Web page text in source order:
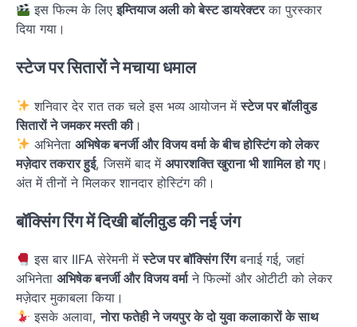
इस फिल्म के लिएइम्तियाज अली को बेस्ट डायरेक्टरका पुरस्कार
दिया गया।
स्टेज पर सितारों ने मचाया धमाल
शनिवार देर रात तक चले इस भव्य आयोजन मेंस्टेज पर बॉलीवुड
सितारों ने जमकर मस्ती की।
अभिनेताअभिषेक बनर्जी और विजय वर्मा के बीच होस्टिंग को लेकर
मज़ेदार तकरार हुई, जिसमें बाद में अपारशक्ति खुराना भी शामिल हो गए।
अंत में तीनों ने मिलकर शानदार होस्टिंग की।
बॉक्सिंग रिंग में दिखी बॉलीवुड की नई जंग
इस बार IIFA सेरेमनी मेंस्टेज पर बॉक्सिंग रिंगबनाई गई, जहां
अभिनेता अभिषेक बनर्जी और विजय वर्माने फिल्मों और ओटीटी को लेकर
मज़ेदार मुकाबला किया।
इसके अलावा,नोरा फतेही ने जयपुर के दो युवा कलाकारों के साथ